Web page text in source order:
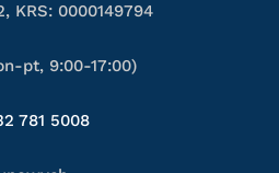
KRS: 0000149794
pt, 9:00-17:00)
781 5008